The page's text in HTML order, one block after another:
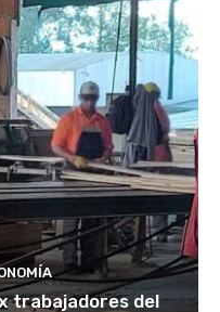
trabajadores del